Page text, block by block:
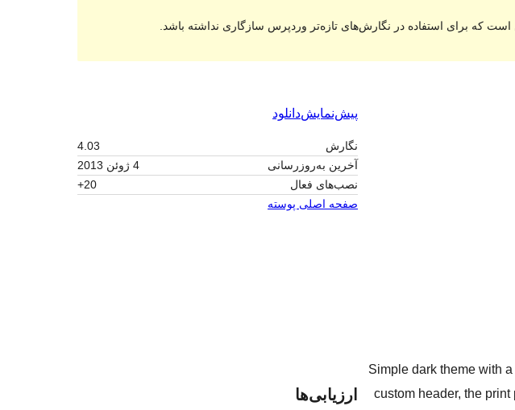
که برای استفاده در نگارش‌های تازه‌تر وردپرس سازگاری نداشته باشد.
پیش‌نمایشدانلود
نگارش
4.03
آخرین به‌روزرسانی
4 ژوئن 2013
نصب‌های فعال
20+
صفحه اصلی پوسته
Simple dark theme with
custom header, the
ارزیابی‌ها